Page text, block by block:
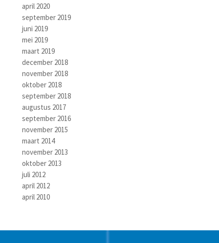
april 2020
september 2019
juni 2019
mei 2019
maart 2019
december 2018
november 2018
oktober 2018
september 2018
augustus 2017
september 2016
november 2015
maart 2014
november 2013
oktober 2013
juli 2012
april 2012
april 2010